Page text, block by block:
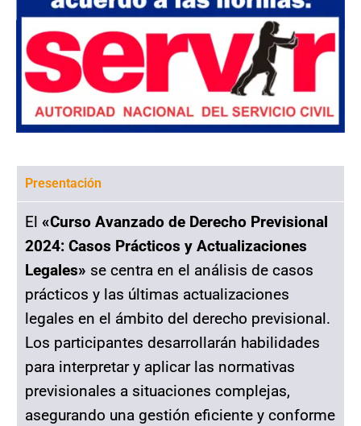
Presentación
El «Curso Avanzado de Derecho Previsional
2024: Casos Prácticos y Actualizaciones
Legales» se centra en el análisis de casos
prácticos y las últimas actualizaciones
legales en el ámbito del derecho previsional.
Los participantes desarrollarán habilidades
para interpretar y aplicar las normativas
previsionales a situaciones complejas,
asegurando una gestión eficiente y conforme